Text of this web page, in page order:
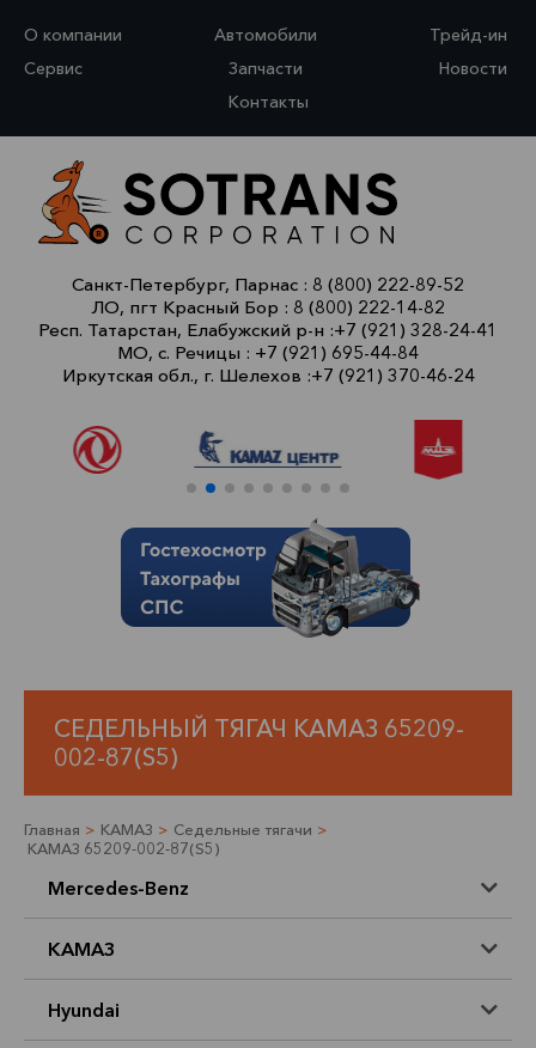
О компании Автомобили
Трейд-ин
Сервис
Запчасти
Новости
Контакты
Санкт-Петербург, Парнас : 8 (800) 222-89-52
ЛО, пгт Красный Бор : 8 (800) 222-14-82
Респ. Татарстан, Елабужский р-н :+7 (921) 328-24-41
МО, с. Речицы : +7 (921) 695-44-84
Иркутская обл., г. Шелехов :+7 (921) 370-46-24
СЕДЕЛЬНЫЙ ТЯГАЧ КАМАЗ 65209-
002-87(S5)
Главная > КАМАЗ > Седельные тягачи >
КАМАЗ 65209-002-87(S5)
Mercedes-Benz
КАМАЗ
Hyundai